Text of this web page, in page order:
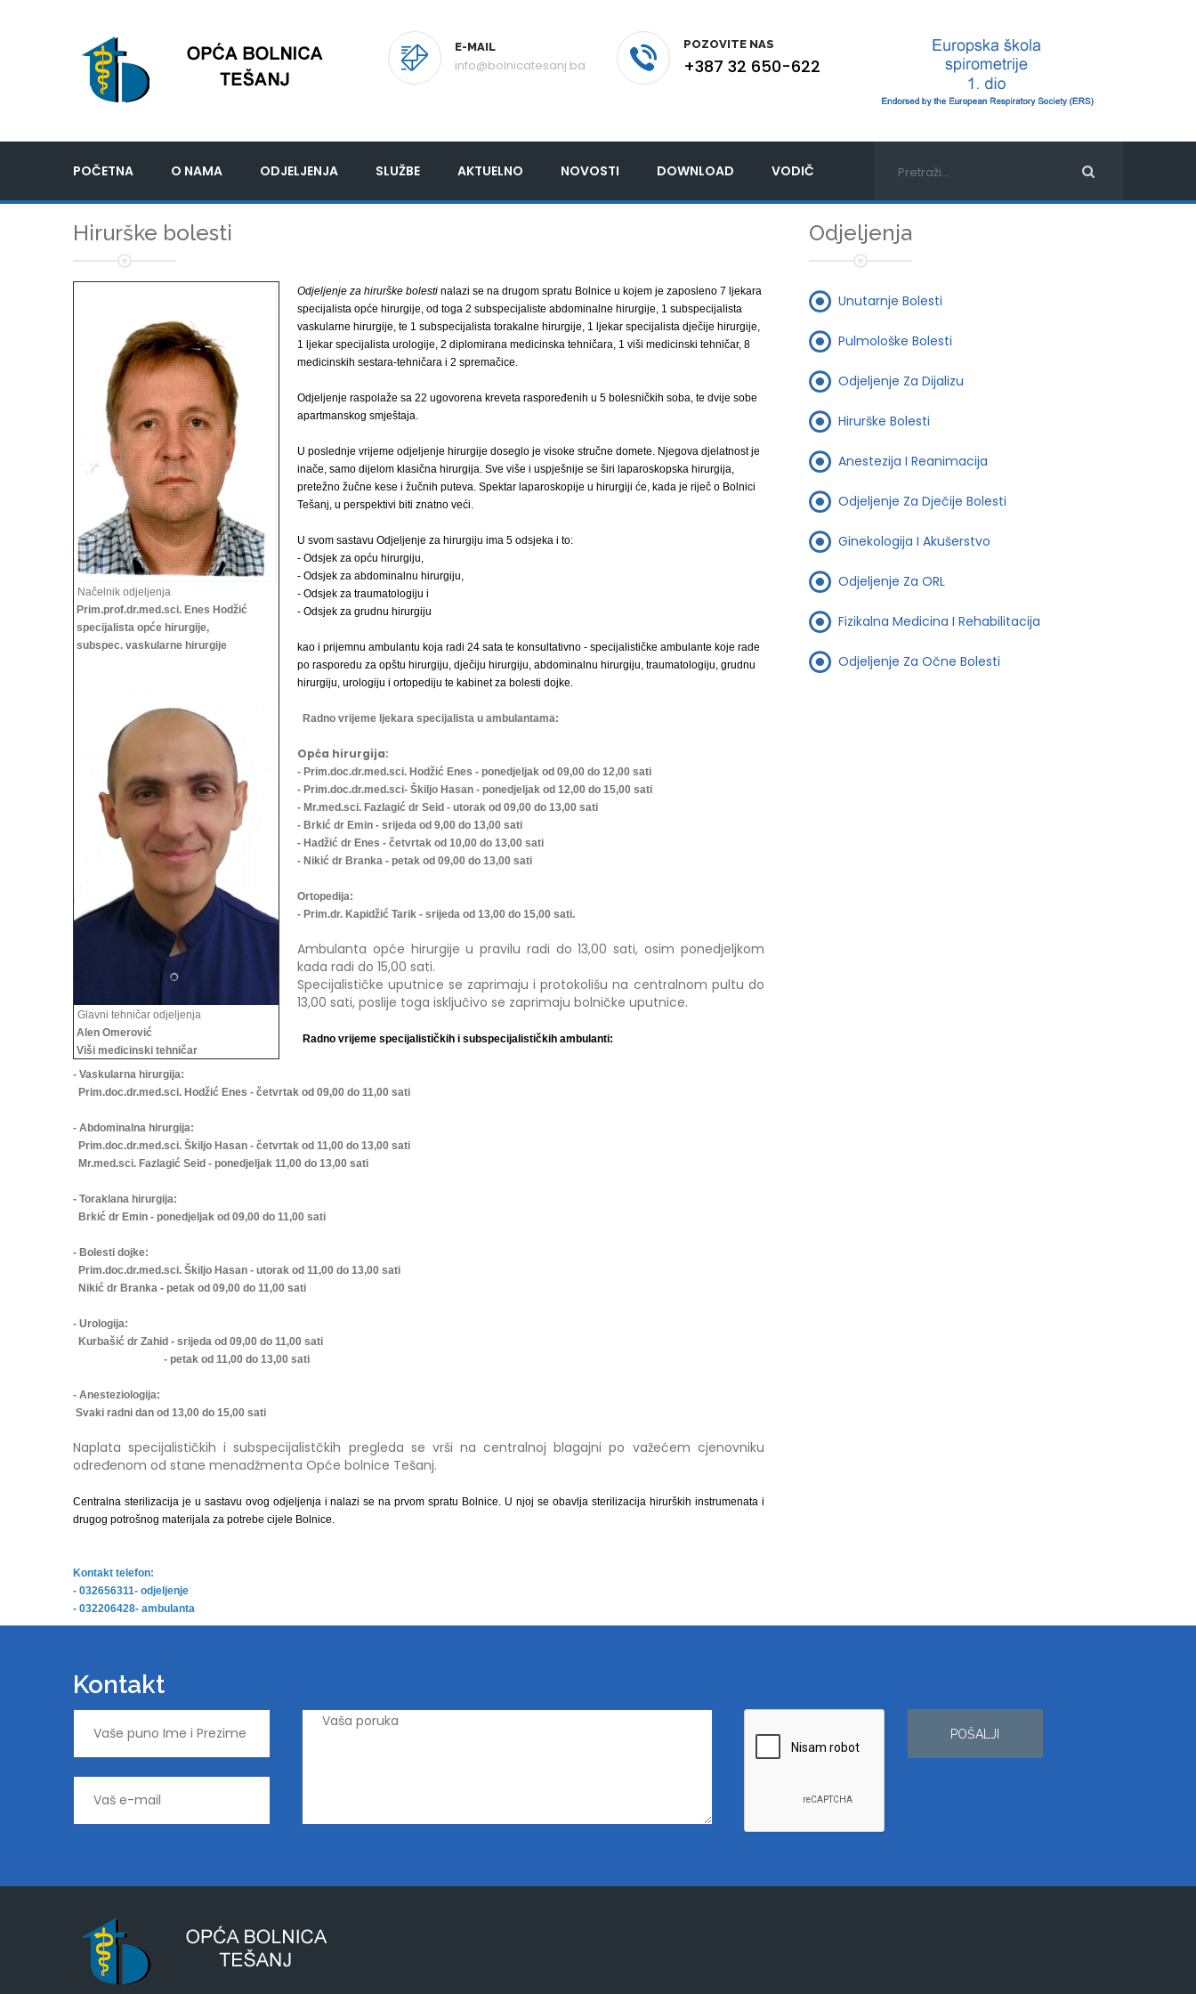
E-MAIL
info@bolnicatesanj.ba
POZOVITE NAS
+387 32 650-622
POČETNA O NAMA ODJELJENJA SLUŽBE AKTUELNO NOVOSTI DOWNLOAD VODIČ
Hirurške bolesti
Načelnik odjeljenja
Prim.prof.dr.med.sci. Enes Hodžić
specijalista opće hirurgije,
subspec. vaskularne hirurgije
Glavni tehničar odjeljenja
Alen Omerović
Viši medicinski tehničar
Odjeljenje za hirurške bolesti nalazi se na drugom spratu Bolnice u kojem je zaposleno 7 ljekara
specijalista opće hirurgije, od toga 2 subspecijaliste abdominalne hirurgije, 1 subspecijalista
vaskularne hirurgije, te 1 subspecijalista torakalne hirurgije, 1 ljekar specijalista dječije hirurgije,
1 ljekar specijalista urologije, 2 diplomirana medicinska tehničara, 1 viši medicinski tehničar, 8
medicinskih sestara-tehničara i 2 spremačice.
Odjeljenje raspolaže sa 22 ugovorena kreveta raspoređenih u 5 bolesničkih soba, te dvije sobe
apartmanskog smještaja.
U poslednje vrijeme odjeljenje hirurgije doseglo je visoke stručne domete. Njegova djelatnost je
inače, samo dijelom klasična hirurgija. Sve više i uspješnije se širi laparoskopska hirurgija,
pretežno žučne kese i žučnih puteva. Spektar laparoskopije u hirurgiji će, kada je riječ o Bolnici
Tešanj, u perspektivi biti znatno veći.
U svom sastavu Odjeljenje za hirurgiju ima 5 odsjeka i to:
- Odsjek za opću hirurgiju,
- Odsjek za abdominalnu hirurgiju,
- Odsjek za traumatologiju i
- Odsjek za grudnu hirurgiju
kao i prijemnu ambulantu koja radi 24 sata te konsultativno - specijalističke ambulante koje rade
po rasporedu za opštu hirurgiju, dječiju hirurgiju, abdominalnu hirurgiju, traumatologiju, grudnu
hirurgiju, urologiju i ortopediju te kabinet za bolesti dojke.
Radno vrijeme ljekara specijalista u ambulantama:
Opća hirurgija:
- Prim.doc.dr.med.sci. Hodžić Enes - ponedjeljak od 09,00 do 12,00 sati
- Prim.doc.dr.med.sci- Škiljo Hasan - ponedjeljak od 12,00 do 15,00 sati
- Mr.med.sci. Fazlagić dr Seid - utorak od 09,00 do 13,00 sati
- Brkić dr Emin - srijeda od 9,00 do 13,00 sati
- Hadžić dr Enes - četvrtak od 10,00 do 13,00 sati
- Nikić dr Branka - petak od 09,00 do 13,00 sati
Ortopedija:
- Prim.dr. Kapidžić Tarik - srijeda od 13,00 do 15,00 sati.
Ambulanta opće hirurgije u pravilu radi do 13,00 sati, osim ponedjeljkom
kada radi do 15,00 sati.
Specijalističke uputnice se zaprimaju i protokolišu na centralnom pultu do
13,00 sati, poslije toga isključivo se zaprimaju bolničke uputnice.
Radno vrijeme specijalističkih i subspecijalističkih ambulanti:
- Vaskularna hirurgija:
Prim.doc.dr.med.sci. Hodžić Enes - četvrtak od 09,00 do 11,00 sati
- Abdominalna hirurgija:
Prim.doc.dr.med.sci. Škiljo Hasan - četvrtak od 11,00 do 13,00 sati
Mr.med.sci. Fazlagić Seid - ponedjeljak 11,00 do 13,00 sati
- Toraklana hirurgija:
Brkić dr Emin - ponedjeljak od 09,00 do 11,00 sati
- Bolesti dojke:
Prim.doc.dr.med.sci. Škiljo Hasan - utorak od 11,00 do 13,00 sati
Nikić dr Branka - petak od 09,00 do 11,00 sati
- Urologija:
Kurbašić dr Zahid - srijeda od 09,00 do 11,00 sati
- petak od 11,00 do 13,00 sati
- Anesteziologija:
Svaki radni dan od 13,00 do 15,00 sati
Naplata specijalističkih i subspecijalistčkih pregleda se vrši na centralnoj blagajni po važećem cjenovniku
određenom od stane menadžmenta Opće bolnice Tešanj.
Centralna sterilizacija je u sastavu ovog odjeljenja i nalazi se na prvom spratu Bolnice. U njoj se obavlja sterilizacija hirurških instrumenata i
drugog potrošnog materijala za potrebe cijele Bolnice.
Kontakt telefon:
- 032656311- odjeljenje
- 032206428- ambulanta
Odjeljenja
Unutarnje Bolesti
Pulmološke Bolesti
Odjeljenje Za Dijalizu
Hirurške Bolesti
Anestezija I Reanimacija
Odjeljenje Za Dječije Bolesti
Ginekologija I Akušerstvo
Odjeljenje Za ORL
Fizikalna Medicina I Rehabilitacija
Odjeljenje Za Očne Bolesti
Kontakt
POŠALJI